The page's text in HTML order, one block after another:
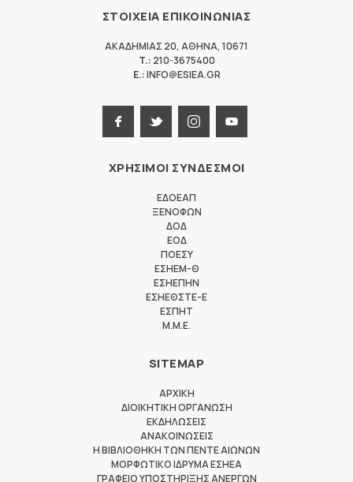
ΣΤΟΙΧΕΙΑ ΕΠΙΚΟΙΝΩΝΙΑΣ
ΑΚΑΔΗΜΙΑΣ 20, ΑΘΗΝΑ, 10671
T.: 210-3675400
E.:INFO@ESIEA.GR
ΧΡΗΣΙΜΟΙ ΣΥΝΔΕΣΜΟΙ
ΕΔΟΕΑΠ
ΞΕΝΟΦΩΝ
ΔΟΔ
ΕΟΔ
ΠΟΕΣΥ
ΕΣΗΕΜ-Θ
ΕΣΗΕΠΗΝ
ΕΣΗΕΘΣΤΕ-Ε
ΕΣΠΗΤ
M.M.E.
SITEMAP
ΑΡΧΙΚΗ
ΔΙΟΙΚΗΤΙΚΗ ΟΡΓΑΝΩΣΗ
ΕΚΔΗΛΩΣΕΙΣ
ΑΝΑΚΟΙΝΩΣΕΙΣ
Η ΒΙΒΛΙΟΘΗΚΗ ΤΩΝ ΠΕΝΤΕ ΑΙΩΝΩΝ
ΜΟΡΦΩΤΙΚΟ ΙΔΡΥΜΑ ΕΣΗΕΑ
ΓΡΑΦΕΙΟ ΥΠΟΣΤΗΡΙΞΗΣ ΑΝΕΡΓΩΝ